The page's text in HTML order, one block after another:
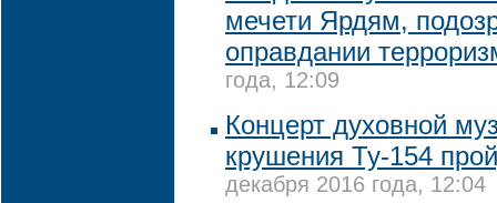
мечети Ярдям,
оправдании
года, 12:09
Концерт духовной
крушения Ту-154
декабря 2016 года, 12:04